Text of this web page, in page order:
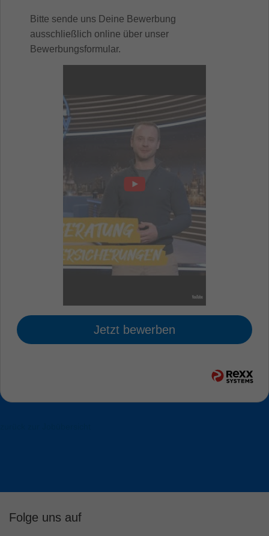
Bitte sende uns Deine Bewerbung
ausschließlich online über unser
Bewerbungsformular.
Jetzt bewerben
Folge uns auf